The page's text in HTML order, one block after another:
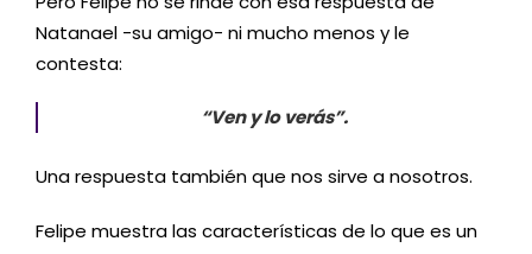
Natanael -su amigo- ni mucho menos y le
contesta:
“Ven y lo verás”.
Una respuesta también que nos sirve a nosotros.
Felipe muestra las características de lo que es un